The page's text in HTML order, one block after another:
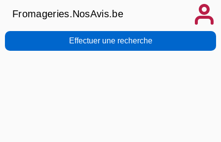
Fromageries.NosAvis.be
Effectuer une recherche